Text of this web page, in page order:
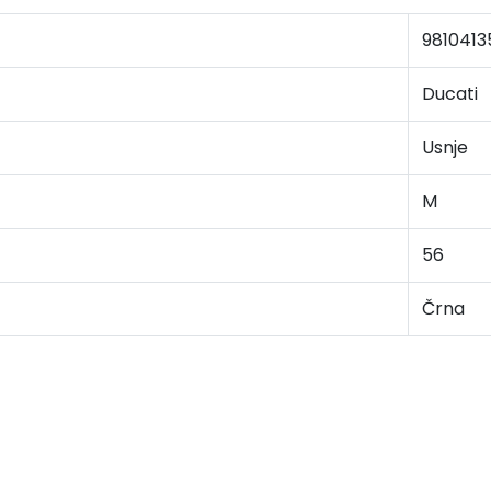
Ducati
Usnje
M
56
Črna